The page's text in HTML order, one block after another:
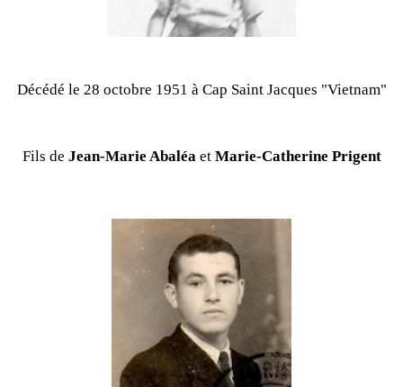
Décédé le 28 octobre 1951 à Cap Saint Jacques "Vietnam"
Fils de Jean-Marie Abaléa et Marie-Catherine Prigent